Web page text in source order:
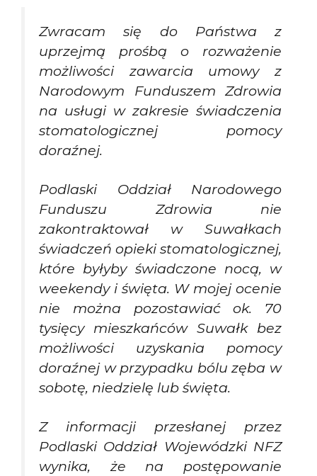
Zwracam się do Państwa z
uprzejmą prośbą o rozważenie
możliwości zawarcia umowy z
Narodowym Funduszem Zdrowia
na usługi w zakresie świadczenia
stomatologicznej pomocy
doraźnej.
Podlaski Oddział Narodowego
Funduszu Zdrowia nie
zakontraktował w Suwałkach
świadczeń opieki stomatologicznej,
które byłyby świadczone nocą, w
weekendy i święta. W mojej ocenie
nie można pozostawiać ok. 70
tysięcy mieszkańców Suwałk bez
możliwości uzyskania pomocy
doraźnej w przypadku bólu zęba w
sobotę, niedzielę lub święta.
Z informacji przesłanej przez
Podlaski Oddział Wojewódzki NFZ
wynika, że na postępowanie